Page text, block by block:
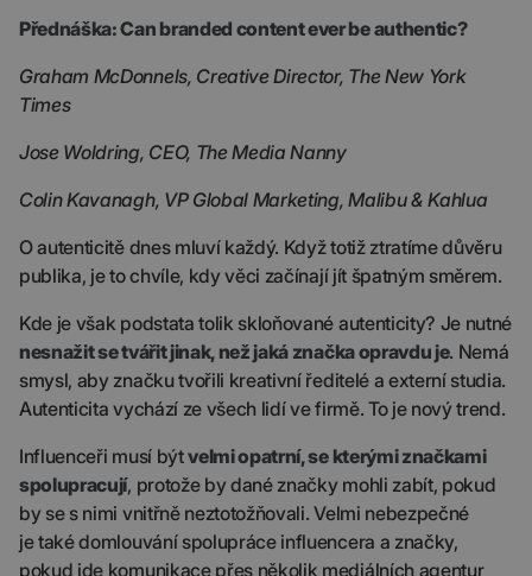
Přednáška: Can branded content ever be authentic?
Graham McDonnels, Creative Director, The New York
Times
Jose Woldring, CEO, The Media Nanny
Colin Kavanagh, VP Global Marketing, Malibu & Kahlua
O autenticitě dnes mluví každý. Když totiž ztratíme důvěru
publika, je to chvíle, kdy věci začínají jít špatným směrem.
Kde je však podstata tolik skloňované autenticity? Je nutné
nesnažit se tvářit jinak, než jaká značka opravdu je. Nemá
smysl, aby značku tvořili kreativní ředitelé a externí studia.
Autenticita vychází ze všech lidí ve firmě. To je nový trend.
Influenceři musí býtvelmi opatrní, se kterými značkami
spolupracují, protože by dané značky mohli zabít, pokud
by se s nimi vnitřně neztotožňovali. Velmi nebezpečné
je také domlouvání spolupráce influencera a značky,
pokud jde komunikace přes několik mediálních agentur